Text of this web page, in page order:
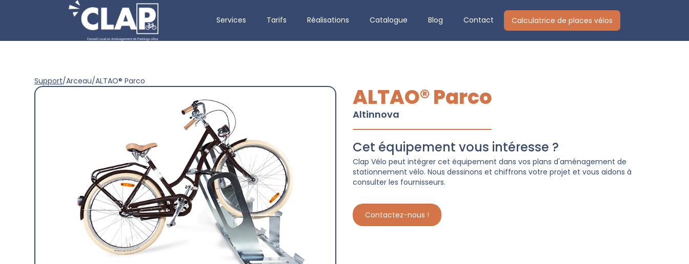
Services Tarifs Réalisations Catalogue Blog Contact Calculatrice de places vélos
Support/Arceau/ALTAO® Parco
ALTAO® Parco
Altinnova
Cet équipement vous intéresse ?
Clap Vélo peut intégrer cet équipement dans vos plans d'aménagement de
stationnement vélo. Nous dessinons et chiffrons votre projet et vous aidons à
consulter les fournisseurs.
Contactez-nous !